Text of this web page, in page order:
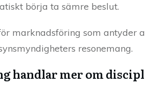
börja ta sämre beslut.
marknadsföring som antyder
resonemang.
handlar mer om